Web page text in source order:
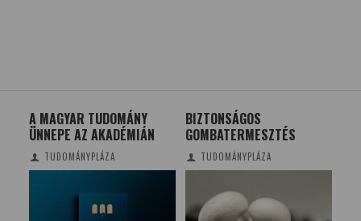
A MAGYAR TUDOMÁNY
ÜNNEPE AZ AKADÉMIÁN
TUDOMÁNYPLÁZA
BIZTONSÁGOS
GOMBATERMESZTÉS
TUDOMÁNYPLÁZA